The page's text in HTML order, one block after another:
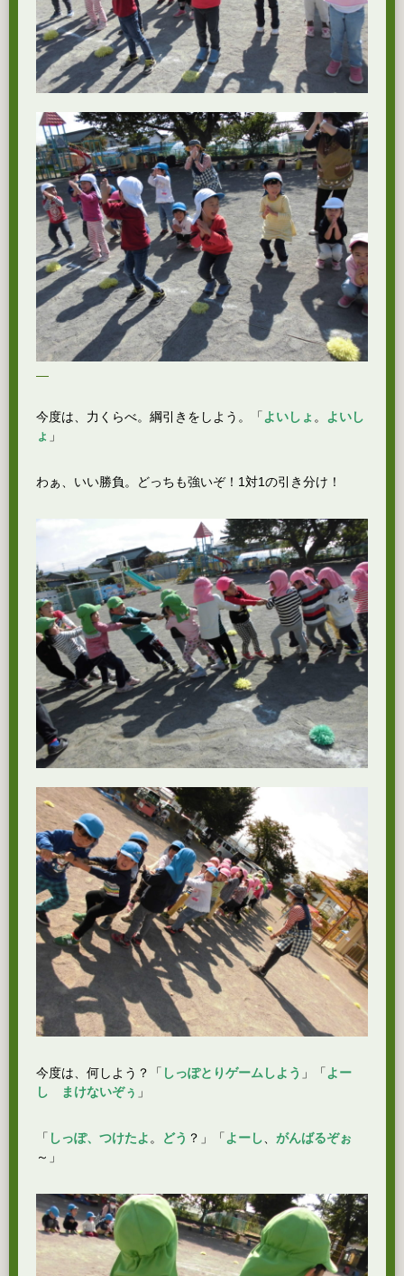
今度は、力くらべ。綱引きをしよう。「 よいしょ 。
よいし
ょ 」
わぁ、いい勝負。どっちも強いぞ！1対1の引き分け！
今度は、何しよう？「 しっぽとりゲームしよう 」「 よー
し まけないぞぅ 」
「 しっぽ、つけたよ 。 どう ？」「 よーし
がんばるぞぉ
～」